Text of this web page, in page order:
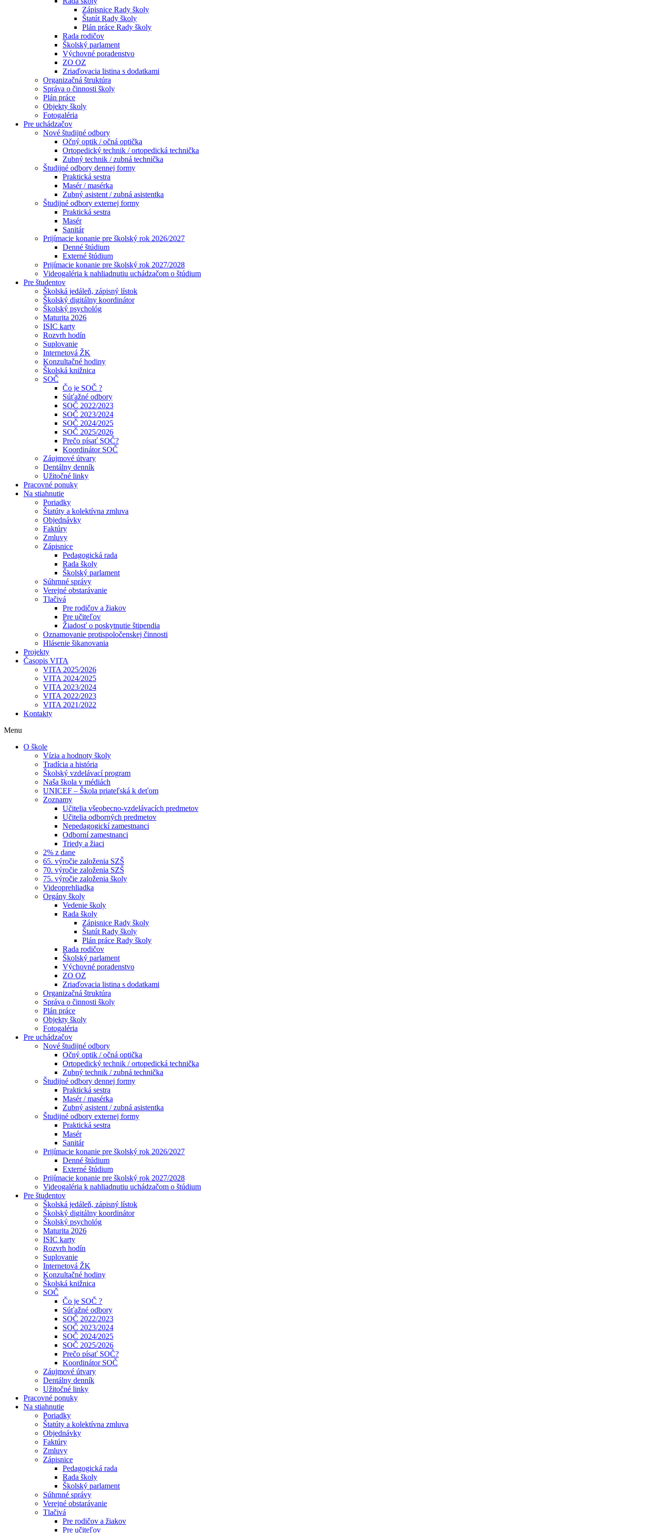
Zápisnice Rady školy
Štatút Rady školy
Plán práce Rady školy
Rada rodičov
Školský parlament
Výchovné poradenstvo
ZO OZ
Zriaďovacia listina s dodatkami
Organizačná štruktúra
Správa o činnosti školy
Plán práce
Objekty školy
Fotogaléria
Pre uchádzačov
Nové študijné odbory
Očný optik / očná optička
Ortopedický technik / ortopedická technička
Zubný technik / zubná technička
Študijné odbory dennej formy
Praktická sestra
Masér / masérka
Zubný asistent / zubná asistentka
Študijné odbory externej formy
Praktická sestra
Masér
Sanitár
Prijímacie konanie pre školský rok 2026/2027
Denné štúdium
Externé štúdium
Prijímacie konanie pre školský rok 2027/2028
Videogaléria k nahliadnutiu uchádzačom o štúdium
Pre študentov
Školská jedáleň, zápisný lístok
Školský digitálny koordinátor
Školský psychológ
Maturita 2026
ISIC karty
Rozvrh hodín
Suplovanie
Internetová ŽK
Konzultačné hodiny
Školská knižnica
SOČ
Čo je SOČ ?
Súťažné odbory
SOČ 2022/2023
SOČ 2023/2024
SOČ 2024/2025
SOČ 2025/2026
Prečo písať SOČ?
Koordinátor SOČ
Záujmové útvary
Dentálny denník
Užitočné linky
Pracovné ponuky
Na stiahnutie
Poriadky
Štatúty a kolektívna zmluva
Objednávky
Faktúry
Zmluvy
Zápisnice
Pedagogická rada
Rada školy
Školský parlament
Súhrnné správy
Verejné obstarávanie
Tlačivá
Pre rodičov a žiakov
Pre učiteľov
Žiadosť o poskytnutie štipendia
Oznamovanie protispoločenskej činnosti
Hlásenie šikanovania
Projekty
Časopis VITA
VITA 2025/2026
VITA 2024/2025
VITA 2023/2024
VITA 2022/2023
VITA 2021/2022
Kontakty
Menu
O škole
Vízia a hodnoty školy
Tradícia a história
Školský vzdelávací program
Naša škola v médiách
UNICEF – Škola priateľská k deťom
Zoznamy
Učitelia všeobecno-vzdelávacích predmetov
Učitelia odborných predmetov
Nepedagogickí zamestnanci
Odborní zamestnanci
Triedy a žiaci
2% z dane
65. výročie založenia SZŠ
70. výročie založenia SZŠ
75. výročie založenia školy
Videoprehliadka
Orgány školy
Vedenie školy
Rada školy
Zápisnice Rady školy
Štatút Rady školy
Plán práce Rady školy
Rada rodičov
Školský parlament
Výchovné poradenstvo
ZO OZ
Zriaďovacia listina s dodatkami
Organizačná štruktúra
Správa o činnosti školy
Plán práce
Objekty školy
Fotogaléria
Pre uchádzačov
Nové študijné odbory
Očný optik / očná optička
Ortopedický technik / ortopedická technička
Zubný technik / zubná technička
Študijné odbory dennej formy
Praktická sestra
Masér / masérka
Zubný asistent / zubná asistentka
Študijné odbory externej formy
Praktická sestra
Masér
Sanitár
Prijímacie konanie pre školský rok 2026/2027
Denné štúdium
Externé štúdium
Prijímacie konanie pre školský rok 2027/2028
Videogaléria k nahliadnutiu uchádzačom o štúdium
Pre študentov
Školská jedáleň, zápisný lístok
Školský digitálny koordinátor
Školský psychológ
Maturita 2026
ISIC karty
Rozvrh hodín
Suplovanie
Internetová ŽK
Konzultačné hodiny
Školská knižnica
SOČ
Čo je SOČ ?
Súťažné odbory
SOČ 2022/2023
SOČ 2023/2024
SOČ 2024/2025
SOČ 2025/2026
Prečo písať SOČ?
Koordinátor SOČ
Záujmové útvary
Dentálny denník
Užitočné linky
Pracovné ponuky
Na stiahnutie
Poriadky
Štatúty a kolektívna zmluva
Objednávky
Faktúry
Zmluvy
Zápisnice
Pedagogická rada
Rada školy
Školský parlament
Súhrnné správy
Verejné obstarávanie
Tlačivá
Pre rodičov a žiakov
Pre učiteľov